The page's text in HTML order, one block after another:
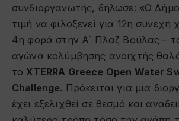
συνδιοργανωτής, δήλωσε: «Ο
τιμή να φιλοξενεί για 12η συνεχή
4η φορά στην Α΄ Πλαζ Βούλας –
αγώνα κολύμβησης ανοιχτής
τοXTERRA Greece Open Water
Challenge. Πρόκειται για μια
έχει εξελιχθεί σε θεσμό και